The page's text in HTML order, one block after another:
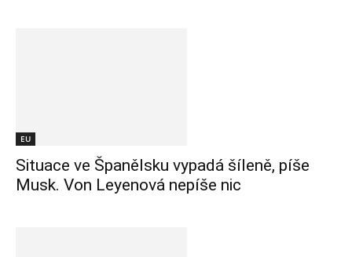
EU
Situace ve Španělsku vypadá šíleně, píše
Musk. Von Leyenová nepíše nic